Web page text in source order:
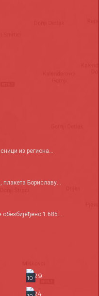
из региона...
плакета Бориславу...
1.685...
10